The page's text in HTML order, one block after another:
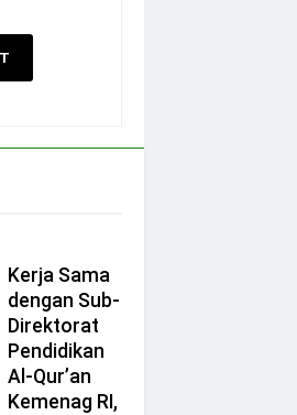
Kerja Sama
dengan Sub-
Direktorat
Pendidikan
Al-Qur’an
Kemenag RI,